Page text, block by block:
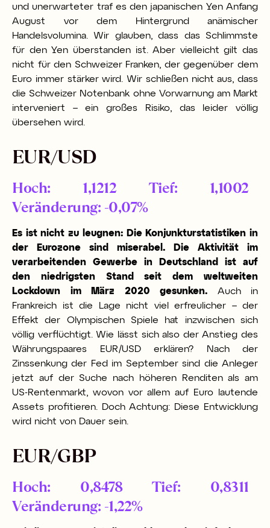
und unerwarteter traf es den japanischen Yen Anfang
August vor dem Hintergrund anämischer
Handelsvolumina. Wir glauben, dass das Schlimmste
für den Yen überstanden ist. Aber vielleicht gilt das
nicht für den Schweizer Franken, der gegenüber dem
Euro immer stärker wird. Wir schließen nicht aus, dass
die Schweizer Notenbank ohne Vorwarnung am Markt
interveniert – ein großes Risiko, das leider völlig
übersehen wird.
EUR/USD
Hoch: 1,1212 Tief: 1,1002
Veränderung: -0,07%
Es ist nicht zu leugnen: Die Konjunkturstatistiken in
der Eurozone sind miserabel. Die Aktivität im
verarbeitenden Gewerbe in Deutschland ist auf
den niedrigsten Stand seit dem weltweiten
Lockdown im März 2020 gesunken. Auch in
Frankreich ist die Lage nicht viel erfreulicher – der
Effekt der Olympischen Spiele hat inzwischen sich
völlig verflüchtigt. Wie lässt sich also der Anstieg des
Währungspaares EUR/USD erklären? Nach der
Zinssenkung der Fed im September sind die Anleger
jetzt auf der Suche nach höheren Renditen als am
US-Rentenmarkt, wovon vor allem auf Euro lautende
Assets profitieren. Doch Achtung: Diese Entwicklung
wird nicht von Dauer sein.
EUR/GBP
Hoch: 0,8478 Tief: 0,8311
Veränderung: -1,22%